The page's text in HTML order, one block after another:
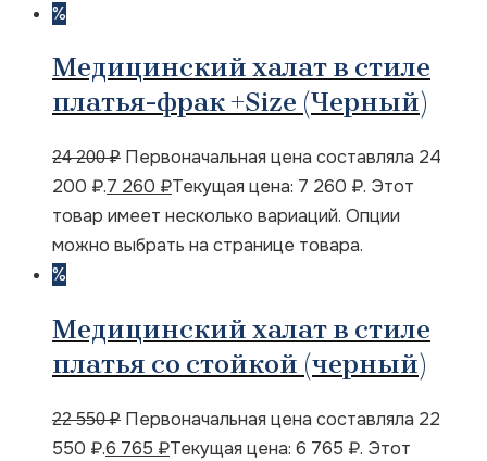
%
Медицинский халат в стиле
платья-фрак +Size (Черный)
24 200₽ Первоначальная цена составляла 24
200 ₽.7 260 ₽Текущая цена: 7 260 ₽. Этот
товар имеет несколько вариаций. Опции
можно выбрать на странице товара.
%
Медицинский халат в стиле
платья со стойкой (черный)
22 550₽ Первоначальная цена составляла 22
550 ₽.6 765 ₽Текущая цена: 6 765 ₽. Этот